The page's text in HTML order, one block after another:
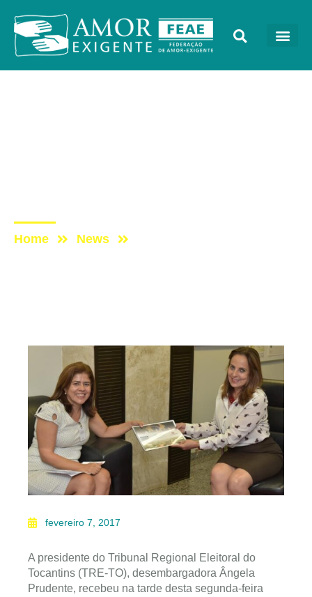
Home News
fevereiro 7, 2017
A presidente do Tribunal Regional Eleitoral do
Tocantins (TRE-TO), desembargadora Ângela
Prudente, recebeu na tarde desta segunda-feira